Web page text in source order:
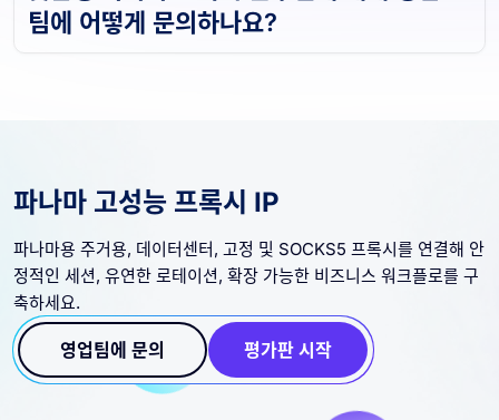
팀에 어떻게 문의하나요?
파나마 고성능 프록시 IP
파나마용 주거용, 데이터센터, 고정 및 SOCKS5 프록시를 연결해 안
정적인 세션, 유연한 로테이션, 확장 가능한 비즈니스 워크플로를 구
축하세요.
영업팀에 문의 평가판 시작